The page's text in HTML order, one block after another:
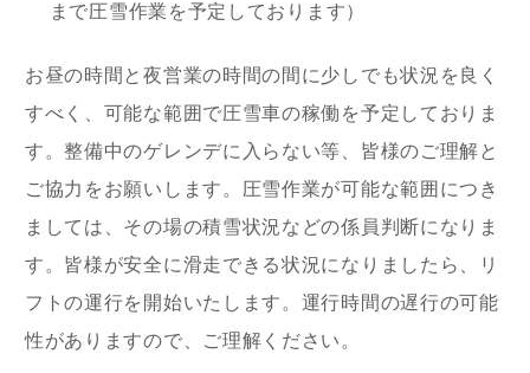
まで圧雪作業を予定しております）
お昼の時間と夜営業の時間の間に少しでも状況を良く
すべく、可能な範囲で圧雪車の稼働を予定しておりま
す。整備中のゲレンデに入らない等、皆様のご理解と
ご協力をお願いします。圧雪作業が可能な範囲につき
ましては、その場の積雪状況などの係員判断になりま
す。皆様が安全に滑走できる状況になりましたら、リ
フトの運行を開始いたします。運行時間の遅行の可能
性がありますので、ご理解ください。